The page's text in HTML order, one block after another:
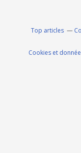
Top articles
Cookies et